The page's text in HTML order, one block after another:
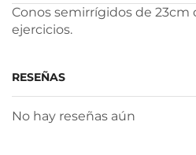
Conos semirrígidos de
ejercicios.
RESEÑAS
No hay reseñas aún